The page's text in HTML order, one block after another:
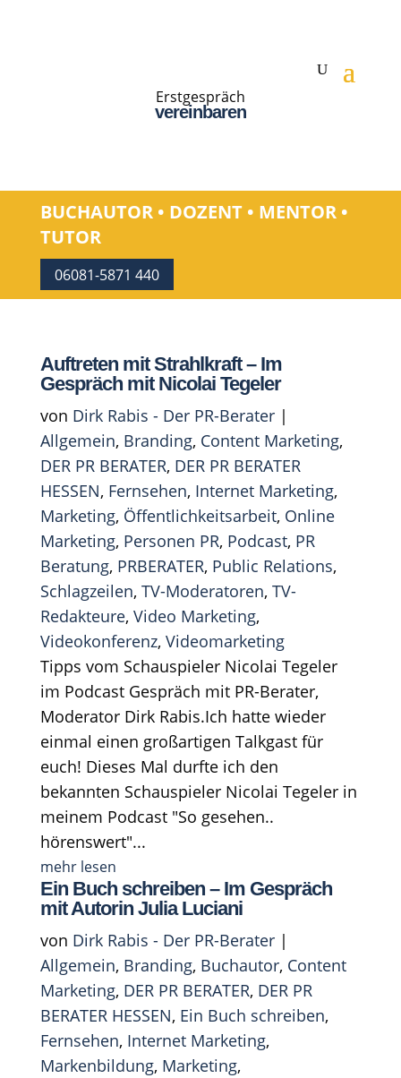
Erstgespräch
vereinbaren
BUCHAUTOR • DOZENT • MENTOR •
TUTOR
06081-5871 440
Auftreten mit Strahlkraft – Im
Gespräch mit Nicolai Tegeler
von Dirk Rabis - Der PR-Berater|
Allgemein, Branding, Content Marketing,
DER PR BERATER, DER PR BERATER
HESSEN, Fernsehen, Internet Marketing,
Marketing, Öffentlichkeitsarbeit, Online
Marketing, Personen PR, Podcast, PR
Beratung, PRBERATER, Public Relations,
Schlagzeilen, TV-Moderatoren, TV-
Redakteure, Video Marketing,
Videokonferenz, Videomarketing
Tipps vom Schauspieler Nicolai Tegeler
im Podcast Gespräch mit PR-Berater,
Moderator Dirk Rabis.Ich hatte wieder
einmal einen großartigen Talkgast für
euch! Dieses Mal durfte ich den
bekannten Schauspieler Nicolai Tegeler in
meinem Podcast "So gesehen..
hörenswert"...
mehr lesen
Ein Buch schreiben – Im Gespräch
mit Autorin Julia Luciani
von Dirk Rabis - Der PR-Berater|
Allgemein, Branding, Buchautor, Content
Marketing, DER PR BERATER, DER PR
BERATER HESSEN, Ein Buch schreiben,
Fernsehen, Internet Marketing,
Markenbildung, Marketing,